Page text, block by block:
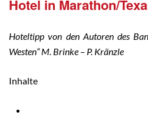
Hotel in Marathon/
Hoteltipp von den Autoren des
Westen“ M. Brinke – P. Kränzle
Inhalte